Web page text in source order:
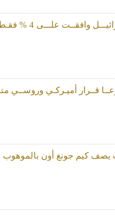
وافقــت علـــى 4 % فقـط مـن رخـص البنـاء للفلسطينيين
قــرار أميـركـي وروســي
يصف كيم جونغ أون بالموهوب